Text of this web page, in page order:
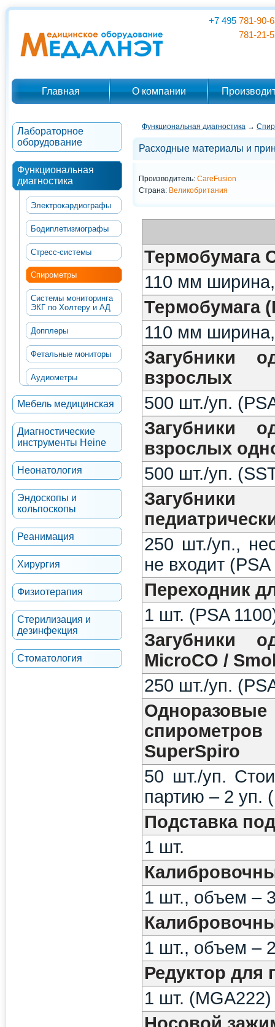
+7 495 781-90-
781-21-
Главная О компании
Лабораторное
оборудование
Функциональная
диагностика
Электрокардиографы
Бодиплетизмографы
Стресс-системы
Спирометры
Системы мониторинга
ЭКГ по Холтеру и АД
Допплеры
Фетальные мониторы
Аудиометры
Мебель медицинская
Диагностические
инструменты Heine
Неонатология
Эндоскопы и
кольпоскопы
Реанимация
Хирургия
Физиотерапия
Стерилизация и
дезинфекция
Стоматология
Функциональная диагностика →
Расходные материалы и
Производитель: CareFusion
Страна: Великобритания
Термобумага
110 мм
Термобумага
110 мм
Загубники
взрослых
500 шт./уп.
Загубники
взрослых
500 шт./уп.
Загубники
250 шт./уп.,
не входит
Переходник
1 шт. (PSA
Загубники
MicroCO /
250 шт./уп.
SuperSpiro
50 шт./уп.
партию – 2 уп.
Подставка
1 шт.
1 шт., объем –
1 шт., объем –
Редуктор для
1 шт. (MGA222)